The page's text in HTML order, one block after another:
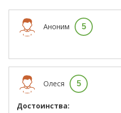
Аноним 5
Олеся 5
Достоинства: